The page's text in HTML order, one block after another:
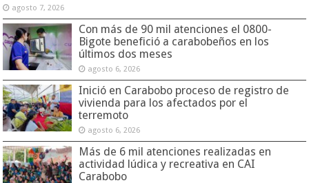
agosto 7, 2026
Con más de 90 mil atenciones el 0800-
Bigote benefició a carabobeños en los
últimos dos meses
agosto 6, 2026
Inició en Carabobo proceso de registro de
vivienda para los afectados por el
terremoto
agosto 6, 2026
Más de 6 mil atenciones realizadas en
actividad lúdica y recreativa en CAI
Carabobo